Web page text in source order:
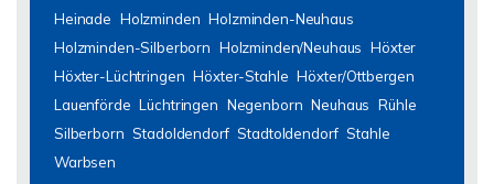
Heinade Holzminden Holzminden-Neuhaus
Holzminden-Silberborn Holzminden/Neuhaus Höxter
Höxter-Lüchtringen Höxter-Stahle Höxter/Ottbergen
Lauenförde Lüchtringen Negenborn Neuhaus Rühle
Silberborn Stadoldendorf Stadtoldendorf Stahle
Warbsen